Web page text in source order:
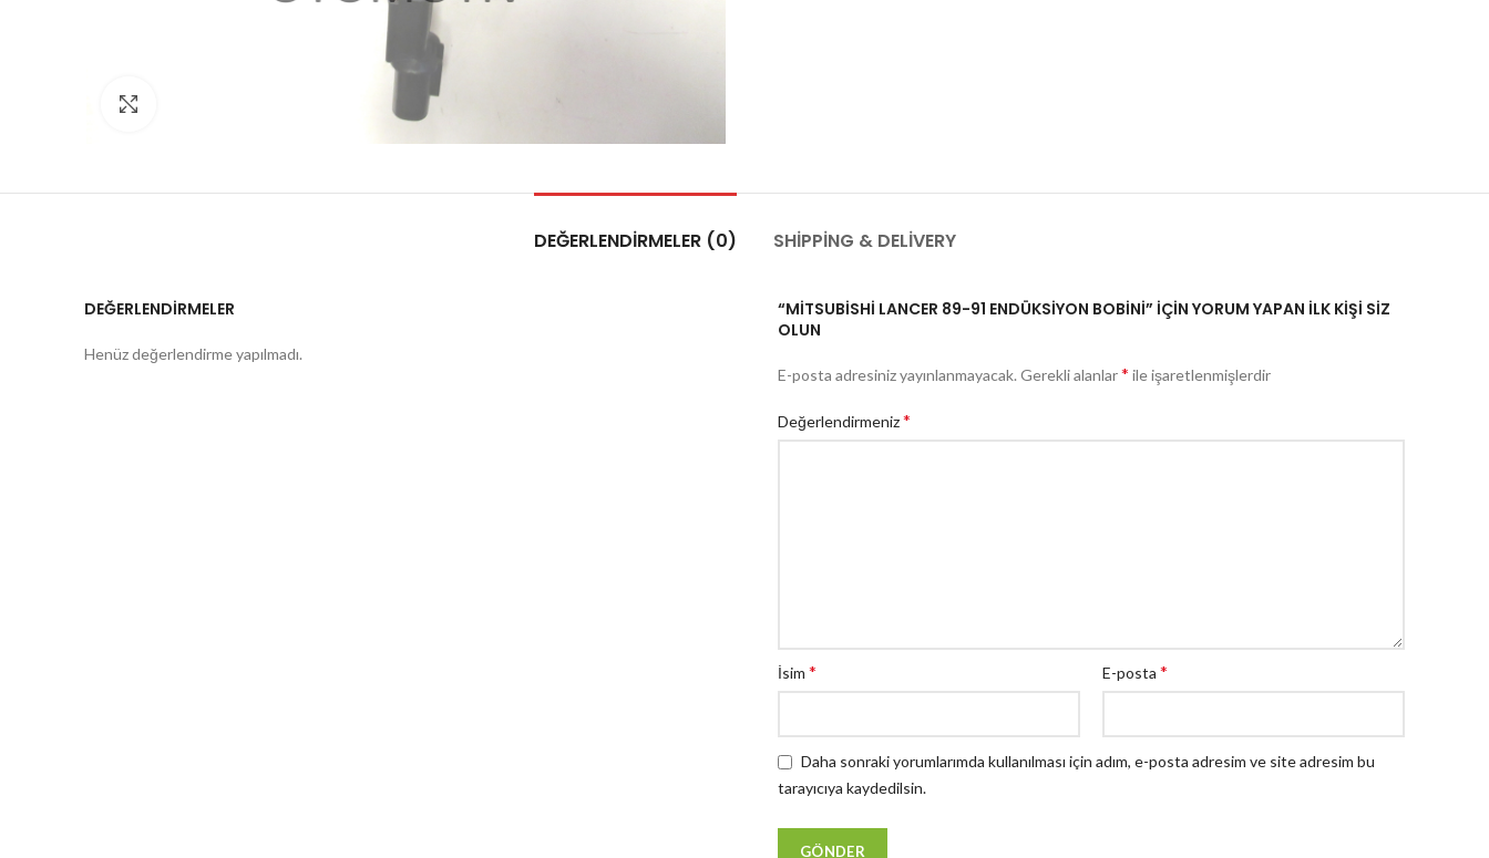
DEĞERLENDIRMELER (0) SHIPPING & DELIVERY
DEĞERLENDIRMELER
Henüz değerlendirme yapılmadı.
“MİTSUBİSHİ LANCER 89-91 ENDÜKSİYON BOBİNİ” IÇIN YORUM YAPAN ILK KIŞI SIZ
OLUN
E-posta adresiniz yayınlanmayacak. Gerekli alanlar* ile işaretlenmişlerdir
Değerlendirmeniz*
İsim * E-posta *
Daha sonraki yorumlarımda kullanılması için adım, e-posta adresim ve site adresim bu
tarayıcıya kaydedilsin.